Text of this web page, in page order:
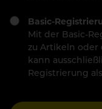
Basic-
Mit der Basic-
zu Artikeln oder
kann
Registrierung